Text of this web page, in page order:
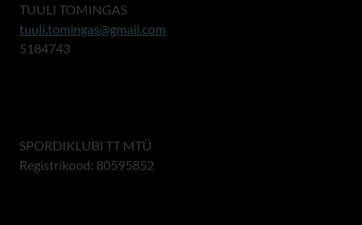
TUULI TOMINGAS
tuuli.tomingas@gmail.com
5184743
SPORDIKLUBI TT MTÜ
Registrikood: 80595852